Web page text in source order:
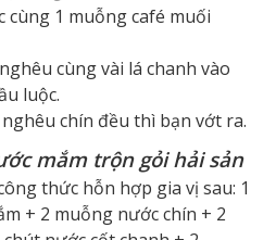
cùng 1 muỗng café muối
cùng vài lá chanh vào
luộc.
chín đều thì bạn vớt ra.
mắm trộn gỏi hải sản
thức hỗn hợp gia vị sau: 1
+ 2 muỗng nước chín + 2